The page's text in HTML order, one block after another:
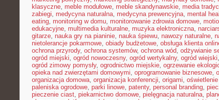
klasyczne, meble modułowe, meble skandynawskie, media
zabiegi, medycyna naturalna, medycyna prewencyjna, mental
eating, monitoring w domu, monitorowanie zdrowia domowe,
edukacyjne, multimedia kulturalne, muzyka elektroniczna,
gitarze, nauka gry na pianinie, nauka śpiewu, nawozy naturalne,
nietolerancje pokarmowe, obiady budżetowe, obsługa klienta
ochrona przyrody, ochrona systemów, ochrona wód, odżywianie
ogród miejski, ogród nowoczesny, ogród wertykalny, ogród wiejski
ogród zimowy pomysły, ogrodnictwo miejskie, ogrzewanie
opieka nad zwierzętami domowymi, oprogramowanie biznesowe,
organizacja domowa, organizacja konferencji, origami,
paleniska ogrodowe, parki linowe, patenty, personal branding,
pieczenie ciast, piekarnictwo domowe, pielęgnacja naturalna,